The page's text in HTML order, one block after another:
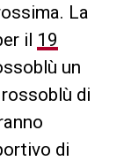
La
il 19
un
di
di